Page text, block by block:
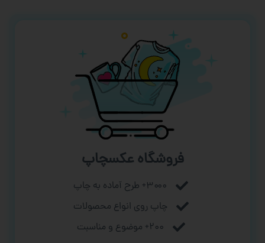
فروشگاه عکسچاپ
۳۰۰۰+ طرح آماده به چاپ
چاپ روی انواع محصولات
۲۰۰+ موضوع و مناسبت